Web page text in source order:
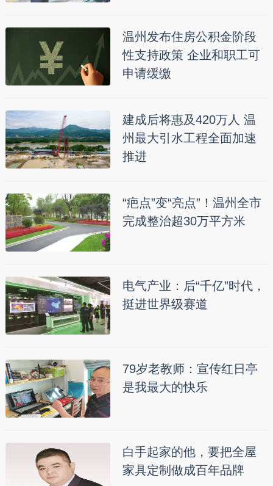
温州发布住房公积金阶段
性支持政策 企业和职工可
申请缓缴
建成后将惠及420万人 温
州最大引水工程全面加速
推进
“疤点”变“亮点”！温州全市
完成整治超30万平方米
电气产业：后“千亿”时代，
挺进世界级赛道
79岁老教师：宣传红日亭
是我最大的快乐
白手起家的他，要把全屋
家具定制做成百年品牌